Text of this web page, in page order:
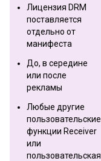
Лицензия DRM
поставляется
отдельно от
манифеста
До, в середине
или после
рекламы
Любые другие
пользовательские
функции Receiver
или
пользовательская